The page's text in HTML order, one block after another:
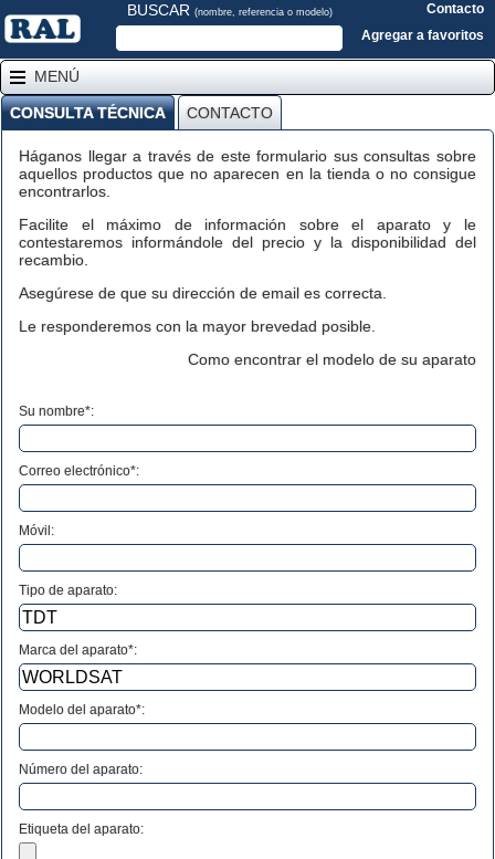
BUSCAR (nombre, referencia o modelo)
Contacto
Agregar a favoritos
MENÚ
CONSULTA TÉCNICA CONTACTO
Háganos llegar a través de este formulario sus consultas sobre
aquellos productos que no aparecen en la tienda o no consigue
encontrarlos.
Facilite el máximo de información sobre el aparato y le
contestaremos informándole del precio y la disponibilidad del
recambio.
Asegúrese de que su dirección de email es correcta.
Le responderemos con la mayor brevedad posible.
Como encontrar el modelo de su aparato
Su nombre*:
Correo electrónico*:
Móvil:
Tipo de aparato:
Marca del aparato*:
Modelo del aparato*:
Número del aparato:
Etiqueta del aparato: